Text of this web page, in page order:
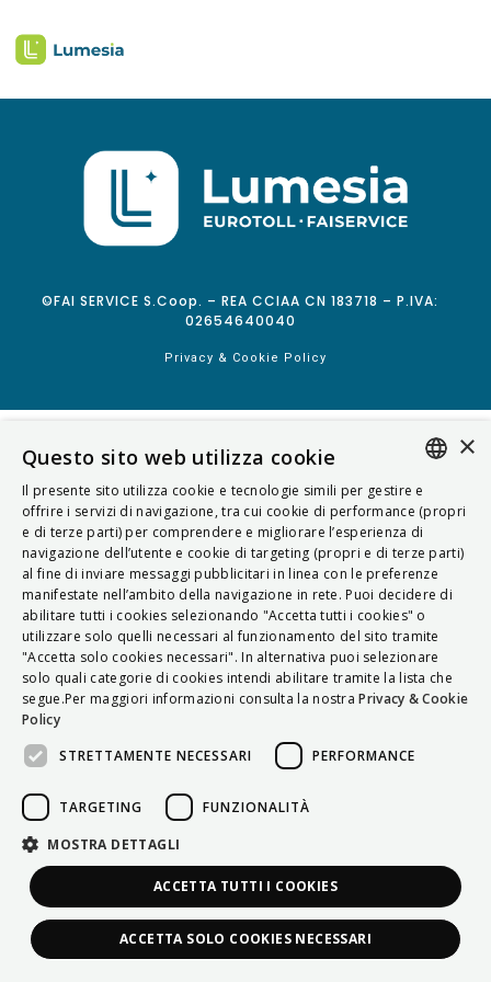
©FAI SERVICE S.Coop. – REA CCIAA CN 183718 – P.IVA:
02654640040
Privacy & Cookie Policy
ITALIAN
ENGLISH
FRENCH
HUNGARIAN
DEUTSCH
POLSKI
PORTUGUÊS
×
Questo sito web utilizza cookie
Il presente sito utilizza cookie e tecnologie simili per gestire e
offrire i servizi di navigazione, tra cui cookie di performance (propri
e di terze parti) per comprendere e migliorare l’esperienza di
navigazione dell’utente e cookie di targeting (propri e di terze parti)
al fine di inviare messaggi pubblicitari in linea con le preferenze
manifestate nell’ambito della navigazione in rete. Puoi decidere di
abilitare tutti i cookies selezionando "Accetta tutti i cookies" o
utilizzare solo quelli necessari al funzionamento del sito tramite
"Accetta solo cookies necessari". In alternativa puoi selezionare
solo quali categorie di cookies intendi abilitare tramite la lista che
segue.Per maggiori informazioni consulta la nostra Privacy & Cookie
Policy
STRETTAMENTE NECESSARI
PERFORMANCE
TARGETING FUNZIONALITÀ
MOSTRA DETTAGLI
ACCETTA TUTTI I COOKIES
ACCETTA SOLO COOKIES NECESSARI